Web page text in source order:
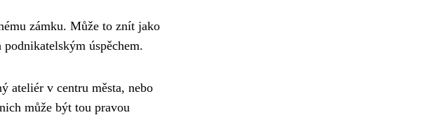
zámku. Může to znít jako
úspěchem.
ateliér v centru města, nebo
může být tou pravou